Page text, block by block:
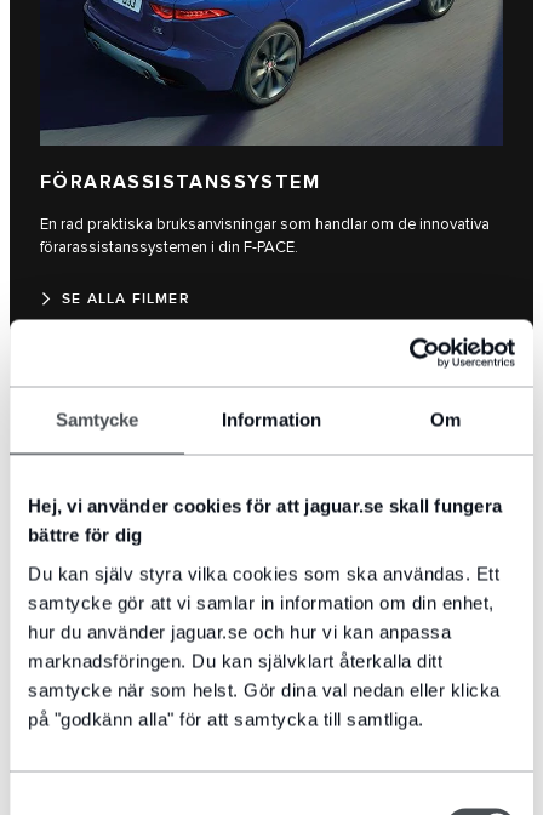
Samtycke Information Om
Hej, vi använder cookies för att jaguar.se skall fungera
bättre för dig
Du kan själv styra vilka cookies som ska användas. Ett
samtycke gör att vi samlar in information om din enhet,
hur du använder jaguar.se och hur vi kan anpassa
marknadsföringen. Du kan självklart återkalla ditt
samtycke när som helst. Gör dina val nedan eller klicka
på "godkänn alla" för att samtycka till samtliga.
FÖRARASSISTANSSYSTEM
En rad praktiska bruksanvisningar som handlar om de innovativa
förarassistanssystemen i din F‑PACE.
SE ALLA FILMER
KOMFORT OCH BEKVÄMLIGHET
bidrar till körupplevelsen i din F‑PACE.